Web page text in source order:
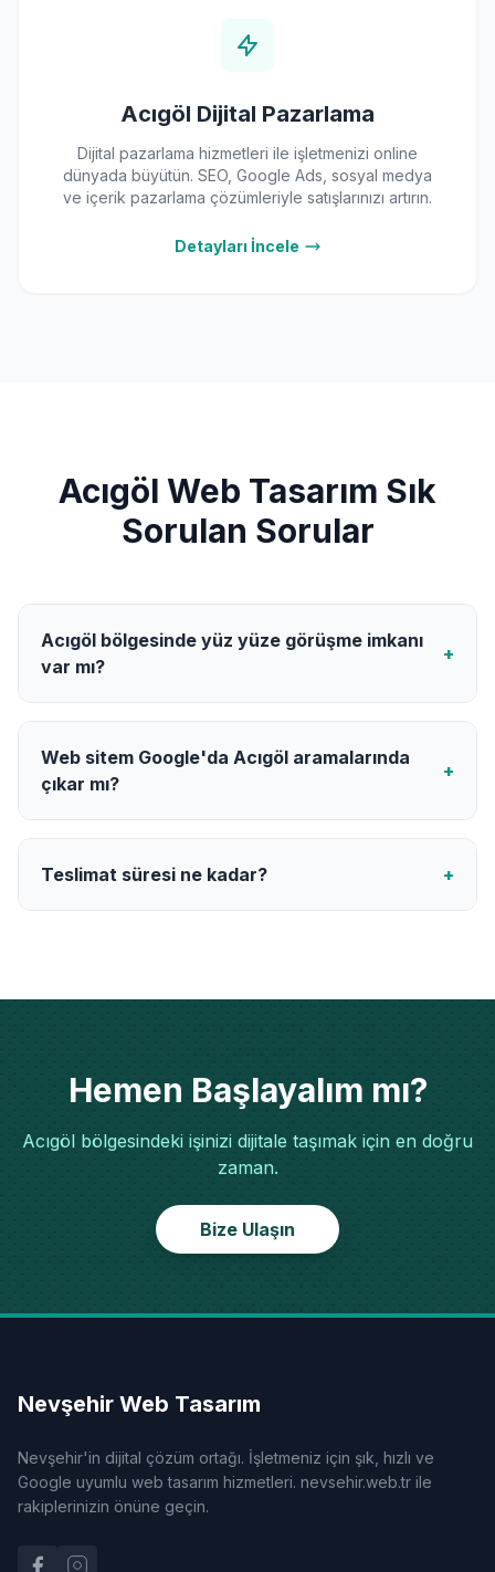
Acıgöl Dijital Pazarlama
Dijital pazarlama hizmetleri ile işletmenizi online
dünyada büyütün. SEO, Google Ads, sosyal medya
ve içerik pazarlama çözümleriyle satışlarınızı artırın.
Detayları İncele
Acıgöl Web Tasarım Sık
Sorulan Sorular
Acıgöl bölgesinde yüz yüze görüşme imkanı
var mı?
+
Web sitem Google'da Acıgöl aramalarında
çıkar mı?
+
Teslimat süresi ne kadar? +
Hemen Başlayalım mı?
Acıgöl bölgesindeki işinizi dijitale taşımak için en doğru
zaman.
Bize Ulaşın
Nevşehir Web Tasarım
Nevşehir'in dijital çözüm ortağı. İşletmeniz için şık, hızlı ve
Google uyumlu web tasarım hizmetleri. nevsehir.web.tr ile
rakiplerinizin önüne geçin.